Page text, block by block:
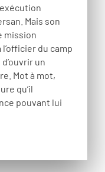
Mais son
mission
du camp
un
Mot à mot,
qu’il
pouvant lui